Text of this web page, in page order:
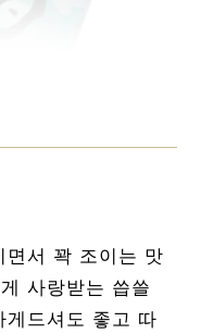
면서 꽉 조이는 맛
사랑받는 씁쓸
드셔도 좋고 따